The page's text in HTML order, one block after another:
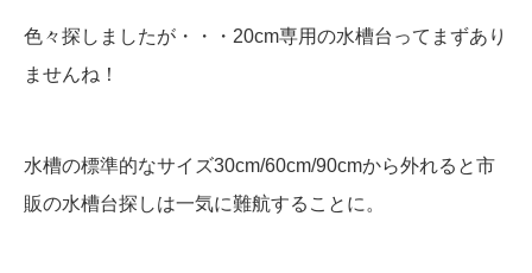
色々探しましたが・・・20cm専用の水槽台ってまずあり
ませんね！
水槽の標準的なサイズ30cm/60cm/90cmから外れると市
販の水槽台探しは一気に難航することに。